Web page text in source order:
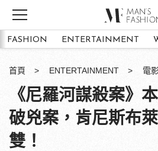
FASHION ENTERTAINMENT
首頁 ENTERTAINMENT 電
《尼羅河謀殺案》
破兇案，肯尼斯布
雙！